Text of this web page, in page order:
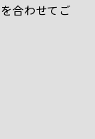
を合わせてご